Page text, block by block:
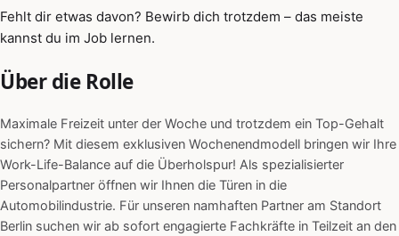
Fehlt dir etwas davon? Bewirb dich trotzdem – das meiste
kannst du im Job lernen.
Über die Rolle
Maximale Freizeit unter der Woche und trotzdem ein Top-Gehalt
sichern? Mit diesem exklusiven Wochenendmodell bringen wir Ihre
Work-Life-Balance auf die Überholspur! Als spezialisierter
Personalpartner öffnen wir Ihnen die Türen in die
Automobilindustrie. Für unseren namhaften Partner am Standort
Berlin suchen wir ab sofort engagierte Fachkräfte in Teilzeit an den